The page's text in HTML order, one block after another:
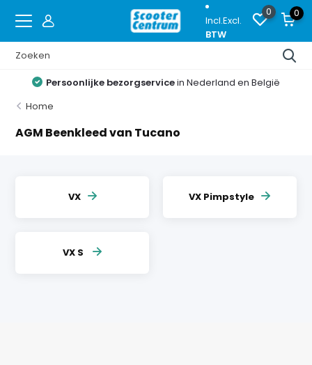
Incl.Excl.
BTW
0 0
Persoonlijke bezorgservicein Nederland en België
Home
AGM Beenkleed van Tucano
VX VX Pimpstyle
VX S